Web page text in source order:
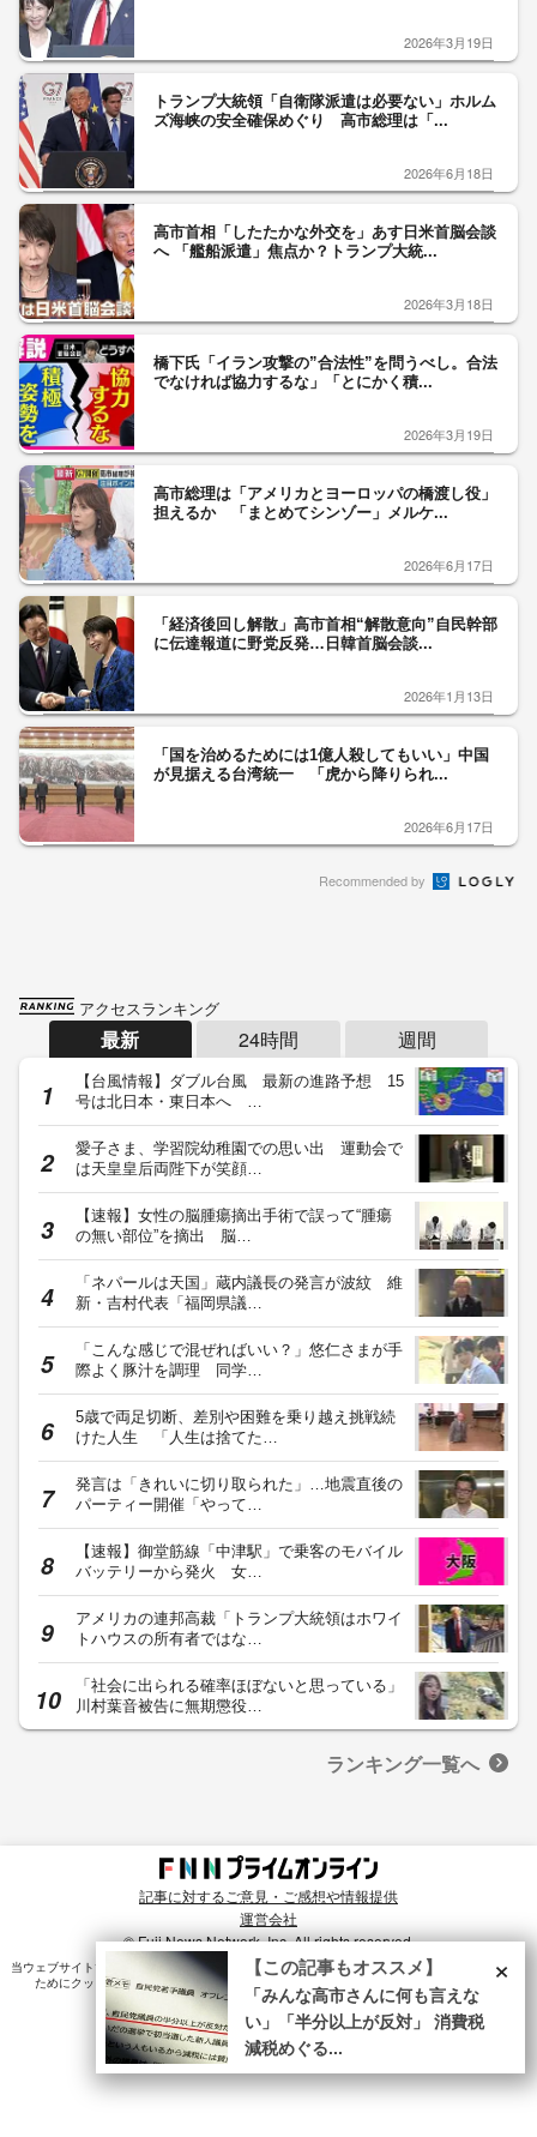
2026年3月19日
トランプ大統領「自衛隊派遣は必要ない」ホルム
ズ海峡の安全確保めぐり 高市総理は「...
2026年6月18日
高市首相「したたかな外交を」あす日米首脳会談
へ 「艦船派遣」焦点か？トランプ大統...
2026年3月18日
橋下氏「イラン攻撃の”合法性”を問うべし。合法
でなければ協力するな」「とにかく積...
2026年3月19日
高市総理は「アメリカとヨーロッパの橋渡し役」
担えるか 「まとめてシンゾー」メルケ...
2026年6月17日
「経済後回し解散」高市首相“解散意向”自民幹部
に伝達報道に野党反発…日韓首脳会談...
2026年1月13日
「国を治めるためには1億人殺してもいい」中国
が見据える台湾統一 「虎から降りられ...
2026年6月17日
Recommended by
アクセスランキング
最新 24時間 週間
【台風情報】ダブル台風 最新の進路予想 15
号は北日本・東日本へ …
愛子さま、学習院幼稚園での思い出 運動会で
は天皇皇后両陛下が笑顔…
【速報】女性の脳腫瘍摘出手術で誤って“腫瘍
の無い部位”を摘出 脳…
「ネパールは天国」蔵内議長の発言が波紋 維
新・吉村代表「福岡県議…
「こんな感じで混ぜればいい？」悠仁さまが手
際よく豚汁を調理 同学…
5歳で両足切断、差別や困難を乗り越え挑戦続
けた人生 「人生は捨てた…
発言は「きれいに切り取られた」…地震直後の
パーティー開催「やって…
【速報】御堂筋線「中津駅」で乗客のモバイル
バッテリーから発火 女…
アメリカの連邦高裁「トランプ大統領はホワイ
トハウスの所有者ではな…
「社会に出られる確率ほぼないと思っている」
川村葉音被告に無期懲役…
ランキング一覧へ
記事に対するご意見・ご感想や情報提供
運営会社
© Fuji News Network, Inc. All rights reserved.
当ウェブサイトでは、ユーザのニーズ・興味・関⼼に合致したコンテンツや広告配信を提供する
ためにクッキーを使⽤しています。詳細は、
プライバシーポリシー をご確認ください。×
【この記事もオススメ】
「みんな高市さんに何も言えな
い」「半分以上が反対」 消費税
減税めぐる...